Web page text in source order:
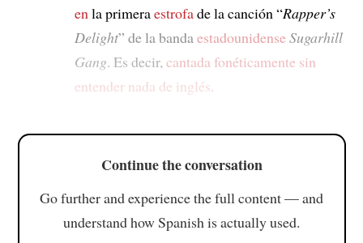
en la primeraestrofade la canción “Rapper’s
Delight” de la banda estadounidenseSugarhill
Gang. Es decir, cantada fonéticamente sin
entender nada de inglés.
Continue the conversation
Go further and experience the full content — and
understand how Spanish is actually used.